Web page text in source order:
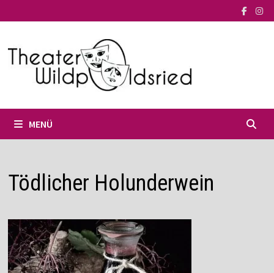
Inhalt
MENÜ
Tödlicher Holunderwein